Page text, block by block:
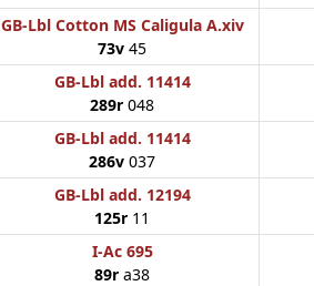
GB-Lbl Cotton MS Caligula A.xiv
73v 45
GB-Lbl add. 11414
289r 048
GB-Lbl add. 11414
286v 037
GB-Lbl add. 12194
125r 11
I-Ac 695
89r a38